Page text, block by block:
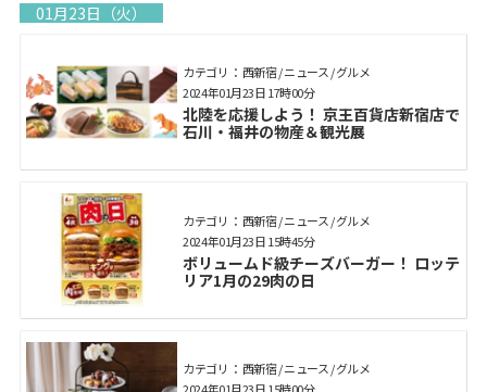
01月23日（火）
カテゴリ： 西新宿 / ニュース / グルメ
北陸を応援しよう！ 京王百貨店新宿店で
石川・福井の物産＆観光展
2024年01月23日 17時00分
カテゴリ： 西新宿 / ニュース / グルメ
ボリュームド級チーズバーガー！ ロッテ
リア1月の29肉の日
2024年01月23日 15時45分
カテゴリ： 西新宿 / ニュース / グルメ